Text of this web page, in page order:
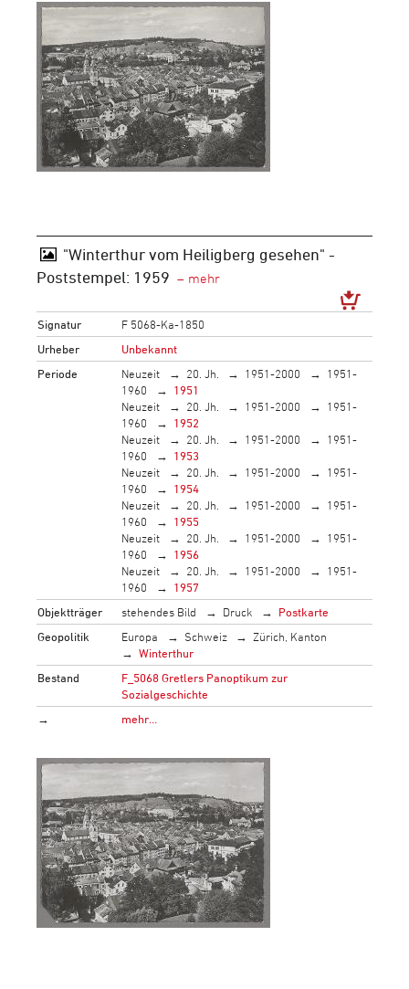
"Winterthur vom Heiligberg gesehen" -
Poststempel: 1959
Signatur
F 5068-Ka-1850
Urheber
Unbekannt
Periode
Neuzeit 20. Jh. 1951-2000
1951-
1960
1951
Neuzeit
20. Jh. 1951-2000
1951-
1960
1952
Neuzeit
20. Jh. 1951-2000
1951-
1960
1953
Neuzeit
20. Jh. 1951-2000
1951-
1960
1954
Neuzeit
20. Jh. 1951-2000
1951-
1960
1955
Neuzeit
20. Jh. 1951-2000
1951-
1960
1956
Neuzeit
20. Jh. 1951-2000
1951-
1960
1957
Objektträger
stehendes Bild Druck
Postkarte
Geopolitik
Europa Schweiz
Zürich, Kanton
Winterthur
Bestand
F_5068 Gretlers Panoptikum zur
Sozialgeschichte
→
mehr…